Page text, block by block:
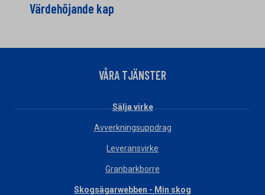
Värdehöjande kap
VÅRA TJÄNSTER
Sälja virke
Avverkningsuppdrag
Leveransvirke
Granbarkborre
Skogsägarwebben - Min skog